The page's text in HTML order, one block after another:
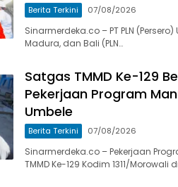
Berita Terkini 07/08/2026
Sinarmerdeka.co – PT PLN
Madura, dan Bali (PLN…
Satgas TMMD Ke-129
Pekerjaan Program
Umbele
Berita Terkini 07/08/2026
Sinarmerdeka.co – Pekerjaan
TMMD Ke-129 Kodim 1311/Morowali